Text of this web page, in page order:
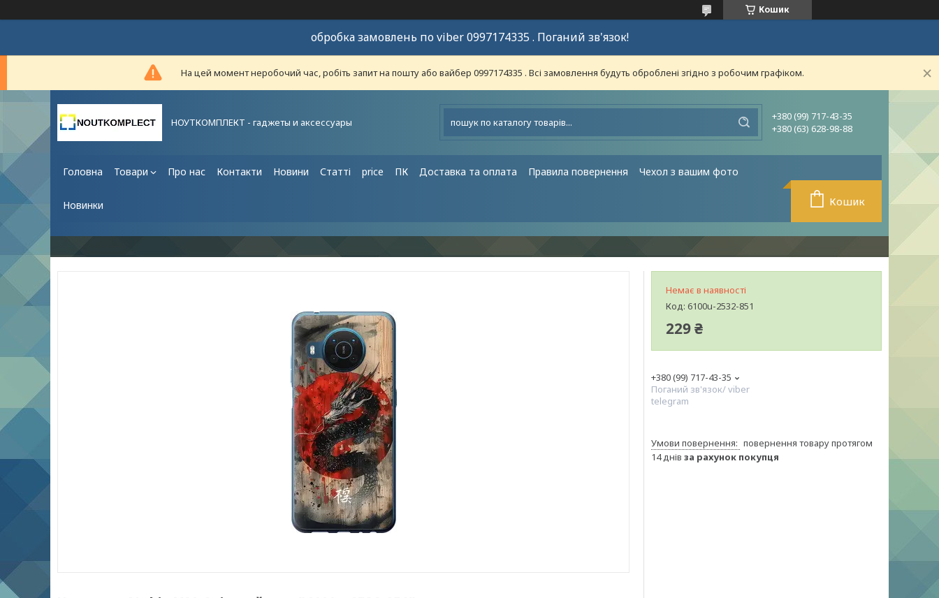
Кошик
обробка замовлень по viber 0997174335 . Поганий зв'язок!
На цей момент неробочий час, робіть запит на пошту або вайбер 0997174335 . Всі замовлення будуть оброблені згідно з робочим графіком.
НОУТКОМПЛЕКТ - гаджеты и аксессуары
+380 (99) 717-43-35
+380 (63) 628-98-88
Головна Товари Про нас Контакти Новини Статті price ПК Доставка та оплата Правила повернення Чехол з вашим фото
Новинки Кошик
Немає в наявності
Код: 6100u-2532-851
229 ₴
+380 (99) 717-43-35
Поганий зв'язок/ viber
telegram
повернення товару протягом
14 днів за рахунок покупця